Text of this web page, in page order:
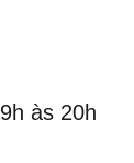
às 20h